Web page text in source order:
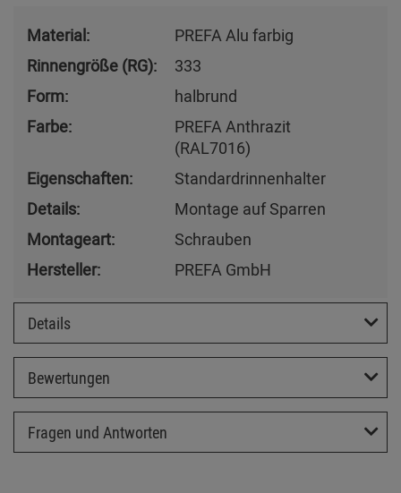
Material:
PREFA Alu farbig
Rinnengröße (RG):
333
Form:
halbrund
Farbe:
PREFA Anthrazit
(RAL7016)
Eigenschaften:
Standardrinnenhalter
Details:
Montage auf Sparren
Montageart:
Schrauben
Hersteller:
PREFA GmbH
Details
Bewertungen
Fragen und Antworten